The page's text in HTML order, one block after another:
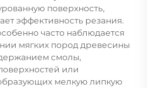
поверхность,
эффективность резания.
часто наблюдается
мягких пород древесины
смолы,
или
мелкую липкую